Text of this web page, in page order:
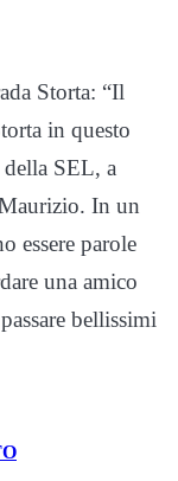
Storta: “Il
in questo
SEL, a
In un
essere parole
una amico
bellissimi